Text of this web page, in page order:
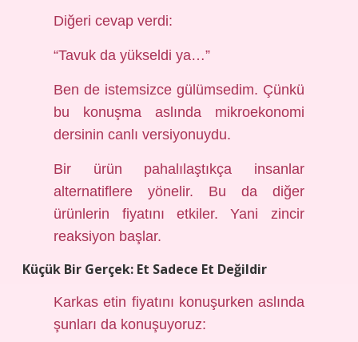
Diğeri cevap verdi:
“Tavuk da yükseldi ya…”
Ben de istemsizce gülümsedim. Çünkü
bu konuşma aslında mikroekonomi
dersinin canlı versiyonuydu.
Bir ürün pahalılaştıkça insanlar
alternatiflere yönelir. Bu da diğer
ürünlerin fiyatını etkiler. Yani zincir
reaksiyon başlar.
Küçük Bir Gerçek: Et Sadece Et Değildir
Karkas etin fiyatını konuşurken aslında
şunları da konuşuyoruz: